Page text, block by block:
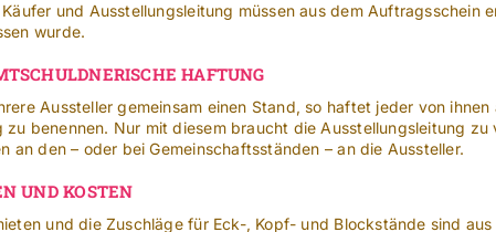
und Ausstellungsleitung müssen aus dem
wurde.
HAFTUNG
Aussteller gemeinsam einen Stand, so haftet jeder von
zu benennen. Nur mit diesem braucht die Ausstellungsleitung
an den – oder bei Gemeinschaftsständen – an die Aussteller.
UND KOSTEN
und die Zuschläge für Eck-, Kopf- und Blockstände sind